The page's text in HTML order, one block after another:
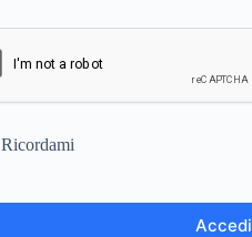
Ricordami
Accedi